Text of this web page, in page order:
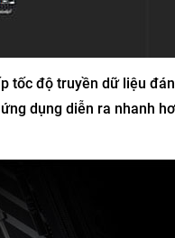
tốc độ truyền dữ liệu
dụng diễn ra nhanh